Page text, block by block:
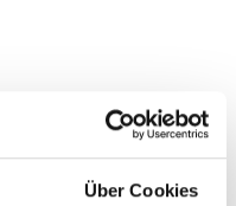
Über Cookies